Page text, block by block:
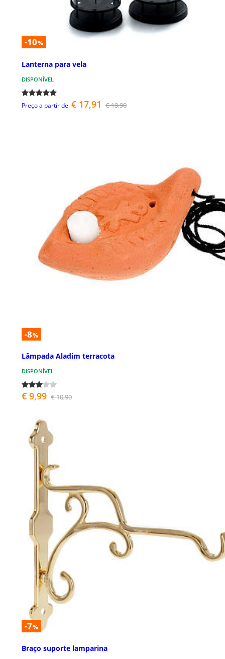
-10%
Lanterna para vela
DISPONÍVEL
Preço a partir de € 17,91 € 19,90
-8%
Lâmpada Aladim terracota
DISPONÍVEL
€ 9,99 € 10,90
-7%
Braço suporte lamparina